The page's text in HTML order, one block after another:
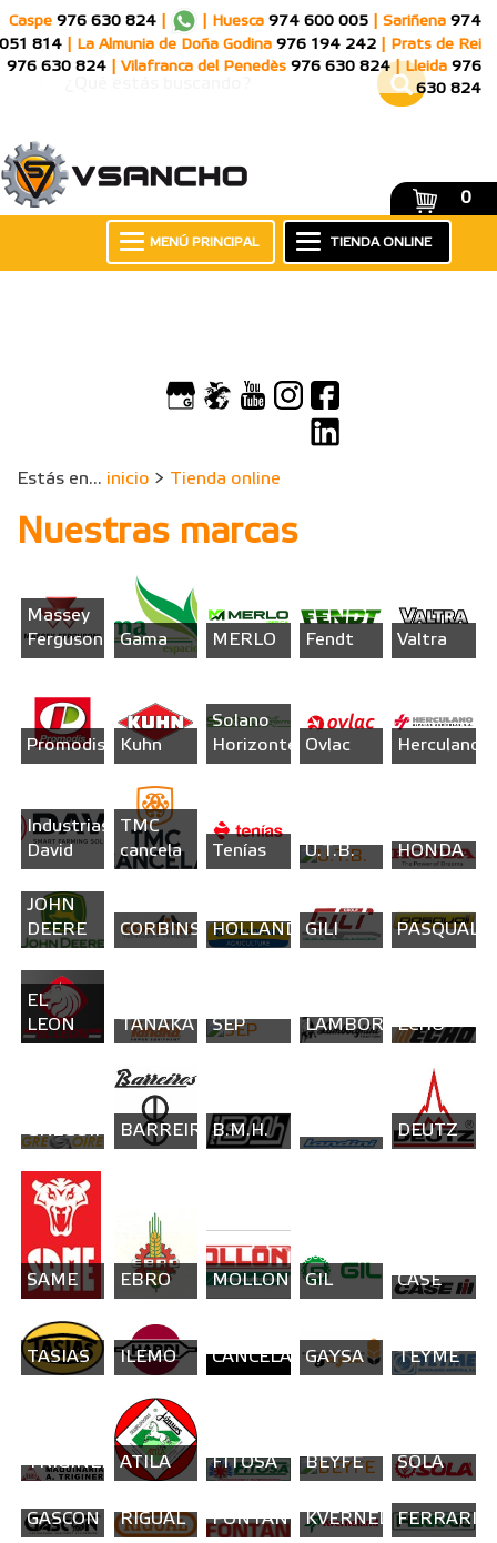
Caspe 976 630 824 Huesca 974 600 005 Sariñena 974
051 814
La Almunia de Doña Godina 976 194 242
Prats de Rei
976 630 824
Vilafranca del Penedès 976 630 824 Lleida 976
630 824
0
TIENDA ONLINE
MENÚ PRINCIPAL
Estás en... inicio > Tienda online
Nuestras marcas
Massey
Ferguson
Gama MERLO Fendt Valtra
Promodis Kuhn
Solano
Horizonte
Ovlac Herculano
Industrias
David
TMC
cancela
Tenías U.T.B. HONDA
JOHN
DEERE
CORBINS
HOLLAND
GILI PASQUALI
EL
LEON
TANAKA SEP LAMBORGHINI
ECHO
GREGOIRE BARREIROSB.M.H. DEUTZ
SAME EBRO MOLLON GIL CASE
TASIAS ILEMO CANCELA GAYSA TEYME
TRIGINER ATILA FITOSA BEYFE SOLA
GASCON RIGUAL FONTAN KVERNELANDFERRARI